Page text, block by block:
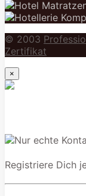
© 2003
Zertifikat
×
Registriere Dich